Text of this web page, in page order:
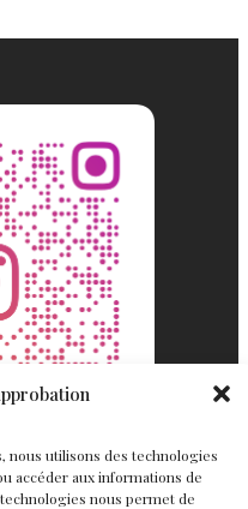
nous utilisons des technologies
accéder aux informations de
nous permet de